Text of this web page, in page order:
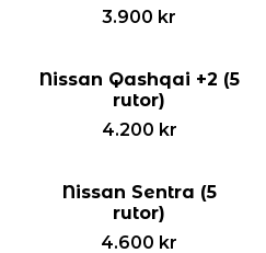
3.900 kr
Nissan Qashqai +2 (5
rutor)
4.200 kr
Nissan Sentra (5
rutor)
4.600 kr